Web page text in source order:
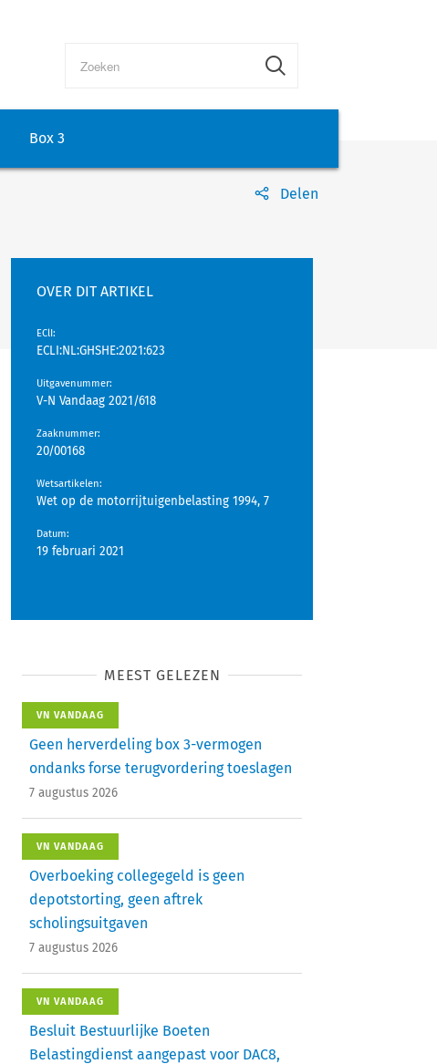
Box 3
Delen
OVER DIT ARTIKEL
EClI:
ECLI:NL:GHSHE:2021:623
Uitgavenummer:
V-N Vandaag 2021/618
Zaaknummer:
20/00168
Wetsartikelen:
Wet op de motorrijtuigenbelasting 1994, 7
Datum:
19 februari 2021
MEEST GELEZEN
VN VANDAAG
Geen herverdeling box 3-vermogen
ondanks forse terugvordering toeslagen
7 augustus 2026
VN VANDAAG
Overboeking collegegeld is geen
depotstorting, geen aftrek
scholingsuitgaven
7 augustus 2026
VN VANDAAG
Besluit Bestuurlijke Boeten
Belastingdienst aangepast voor DAC8,